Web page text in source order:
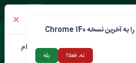
من
من می توانید از طریق لینک زیر اقدام
لطفاً مرورگر خود را به آخرین نسخه Chrome 140
نه، فعلا! بله